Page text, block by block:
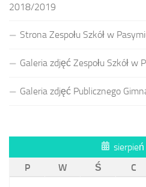
2018/2019
Strona Zespołu Szkół w
Galeria zdjęć Zespołu Szkół
Galeria zdjęć Publicznego
P
W Ś C